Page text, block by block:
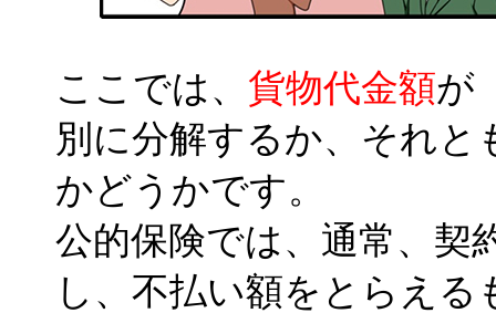
ここでは、 貨物代金額が
別に分解するか、それと
かどうかです。
公的保険では、通常、契
し、不払い額をとらえる